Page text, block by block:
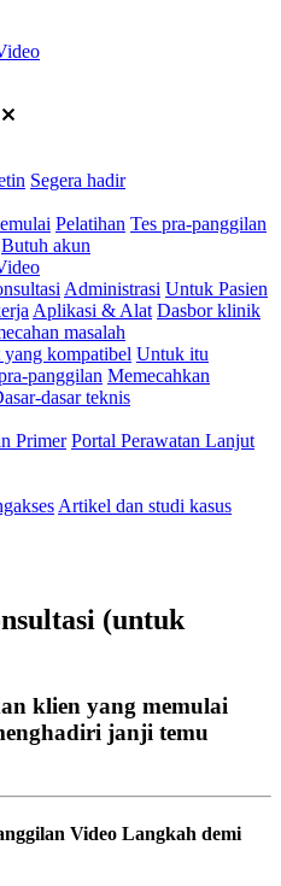
Segera hadir
Pelatihan Tes pra-panggilan
Butuh akun
Administrasi Untuk Pasien
Aplikasi & Alat Dasbor klinik
masalah
yang kompatibel Untuk itu
panggilan Memecahkan
dasar teknis
Primer Portal Perawatan Lanjut
Artikel dan studi kasus
(untuk
klien yang memulai
janji temu
Video Langkah demi